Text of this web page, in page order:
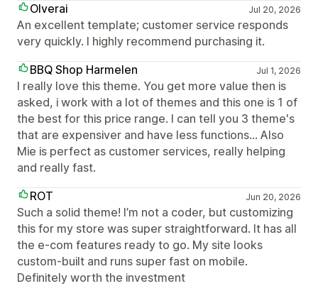
Olverai
Jul 20, 2026
An excellent template; customer service responds
very quickly. I highly recommend purchasing it.
BBQ Shop Harmelen
Jul 1, 2026
I really love this theme. You get more value then is
asked, i work with a lot of themes and this one is 1 of
the best for this price range. I can tell you 3 theme's
that are expensiver and have less functions... Also
Mie is perfect as customer services, really helping
and really fast.
ROT
Jun 20, 2026
Such a solid theme! I’m not a coder, but customizing
this for my store was super straightforward. It has all
the e-com features ready to go. My site looks
custom-built and runs super fast on mobile.
Definitely worth the investment